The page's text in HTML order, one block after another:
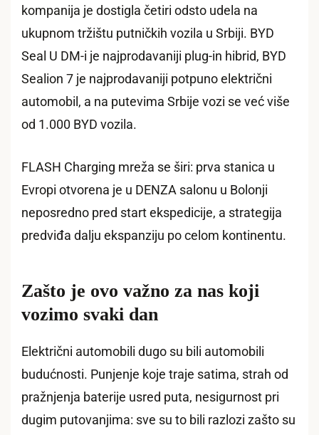
kompanija je dostigla četiri odsto udela na
ukupnom tržištu putničkih vozila u Srbiji. BYD
Seal U DM-i je najprodavaniji plug-in hibrid, BYD
Sealion 7 je najprodavaniji potpuno električni
automobil, a na putevima Srbije vozi se već više
od 1.000 BYD vozila.
FLASH Charging mreža se širi: prva stanica u
Evropi otvorena je u DENZA salonu u Bolonji
neposredno pred start ekspedicije, a strategija
predviđa dalju ekspanziju po celom kontinentu.
Zašto je ovo važno za nas koji
vozimo svaki dan
Električni automobili dugo su bili automobili
budućnosti. Punjenje koje traje satima, strah od
pražnjenja baterije usred puta, nesigurnost pri
dugim putovanjima: sve su to bili razlozi zašto su